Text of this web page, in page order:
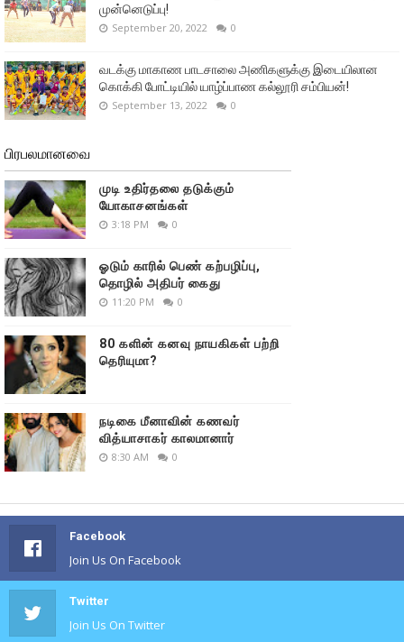
முன்னெடுப்பு!
September 20, 2022 0
வடக்கு மாகாண பாடசாலை அணிகளுக்கு இடையிலான
கொக்கி போட்டியில் யாழ்ப்பாண கல்லூரி சம்பியன்!
September 13, 2022 0
பிரபலமானவை
முடி உதிர்தலை தடுக்கும்
யோகாசனங்கள்
3:18 PM 0
ஓடும் காரில் பெண் கற்பழிப்பு,
தொழில் அதிபர் கைது
11:20 PM 0
80 களின் கனவு நாயகிகள் பற்றி
தெரியுமா?
நடிகை மீனாவின் கணவர்
வித்யாசாகர் காலமானார்
8:30 AM 0
Facebook
Join Us On Facebook
Twitter
Join Us On Twitter